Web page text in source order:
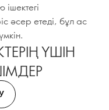
әсер етеді, бұл ас
ҮШІН